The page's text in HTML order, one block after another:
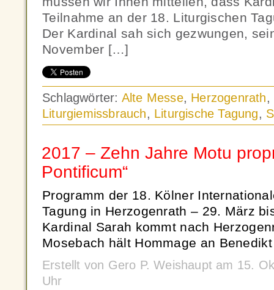
Teilnahme an der 18. Liturgischen
Der Kardinal sah sich gezwungen,
November […]
Schlagwörter: Alte Messe, Herzogenrath,
Liturgiemissbrauch, Liturgische Tagung,
2017 – Zehn Jahre Motu
Pontificum“
Programm der 18. Kölner
Tagung in Herzogenrath – 29. März
Kardinal Sarah kommt nach
Mosebach hält Hommage an
Erstellt von Gero P. Weishaupt am 15.
Uhr